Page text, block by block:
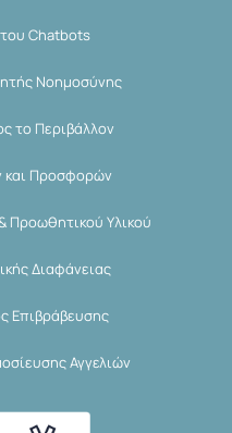
Chatbots
Νοημοσύνης
το Περιβάλλον
και Προσφορών
Προωθητικού Υλικού
Διαφάνειας
Επιβράβευσης
Αγγελιών